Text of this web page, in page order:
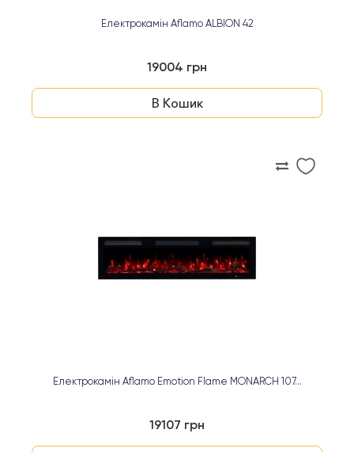
Електрокамін Aflamo ALBION 42
19004 грн
В Кошик
Електрокамін Aflamo Emotion Flame MONARCH 107...
19107 грн